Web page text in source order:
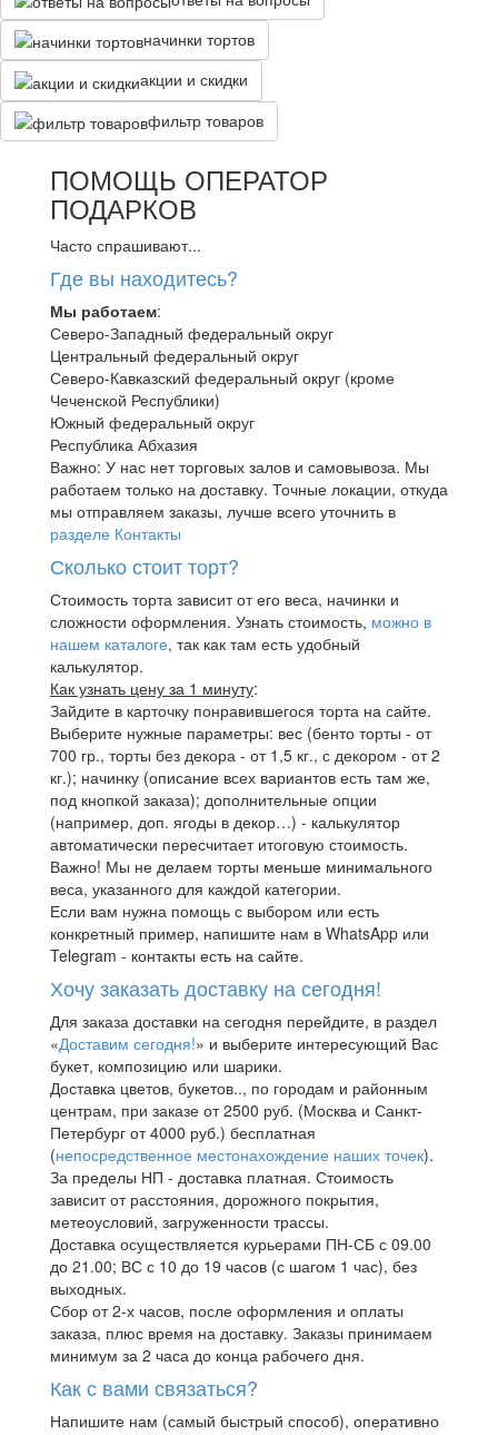
начинки тортов
акции и скидки
фильтр товаров
ПОМОЩЬ ОПЕРАТОР
ПОДАРКОВ
Часто спрашивают...
Где вы находитесь?
Мы работаем:
Северо-Западный федеральный округ
Центральный федеральный округ
Северо-Кавказский федеральный округ (кроме
Чеченской Республики)
Южный федеральный округ
Республика Абхазия
Важно: У нас нет торговых залов и самовывоза. Мы
работаем только на доставку. Точные локации, откуда
мы отправляем заказы, лучше всего уточнить в
разделе Контакты
Сколько стоит торт?
Стоимость торта зависит от его веса, начинки и
сложности оформления. Узнать стоимость, можно в
нашем каталоге, так как там есть удобный
калькулятор.
Как узнать цену за 1 минуту:
Зайдите в карточку понравившегося торта на сайте.
Выберите нужные параметры: вес (бенто торты - от
700 гр., торты без декора - от 1,5 кг., с декором - от 2
кг.); начинку (описание всех вариантов есть там же,
под кнопкой заказа); дополнительные опции
(например, доп. ягоды в декор…) - калькулятор
автоматически пересчитает итоговую стоимость.
Важно! Мы не делаем торты меньше минимального
веса, указанного для каждой категории.
Если вам нужна помощь с выбором или есть
конкретный пример, напишите нам в WhatsApp или
Telegram - контакты есть на сайте.
Хочу заказать доставку на сегодня!
Для заказа доставки на сегодня перейдите, в раздел
«Доставим сегодня!» и выберите интересующий Вас
букет, композицию или шарики.
Доставка цветов, букетов.., по городам и районным
центрам, при заказе от 2500 руб. (Москва и Санкт-
Петербург от 4000 руб.) бесплатная
(непосредственное местонахождение наших точек).
За пределы НП - доставка платная. Стоимость
зависит от расстояния, дорожного покрытия,
метеоусловий, загруженности трассы.
Доставка осуществляется курьерами ПН-СБ с 09.00
до 21.00; ВС с 10 до 19 часов (с шагом 1 час), без
выходных.
Сбор от 2-х часов, после оформления и оплаты
заказа, плюс время на доставку. Заказы принимаем
минимум за 2 часа до конца рабочего дня.
Как с вами связаться?
Напишите нам (самый быстрый способ), оперативно